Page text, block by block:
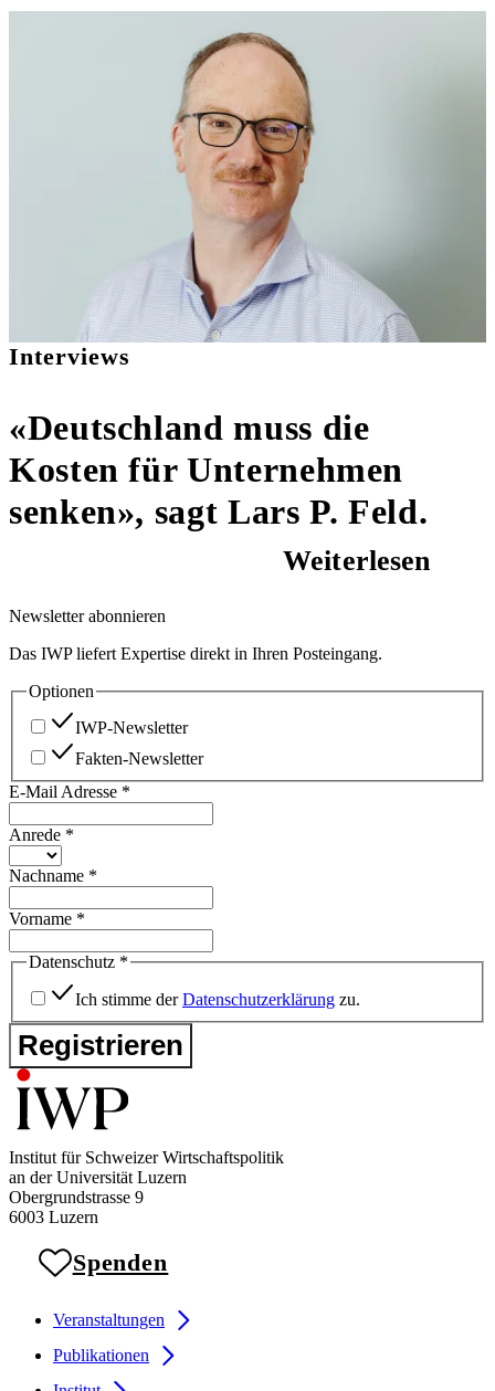
Interviews
«Deutschland muss die
Kosten für Unternehmen
senken», sagt Lars P. Feld.
Weiterlesen
Newsletter abonnieren
Das IWP liefert Expertise direkt in Ihren Posteingang.
Optionen
IWP-Newsletter
Fakten-Newsletter
E-Mail Adresse *
Anrede *
Nachname *
Vorname *
Datenschutz *
Ich stimme derDatenschutzerklärung zu.
Registrieren
Institut für Schweizer Wirtschaftspolitik
an der Universität Luzern
Obergrundstrasse 9
6003 Luzern
Spenden
Veranstaltungen
Publikationen